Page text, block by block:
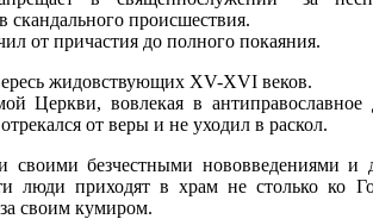
скандального происшествия.
от причастия до полного покаяния.
жидовствующих ХV-ХVI веков.
Церкви, вовлекая в
от веры и не уходил в раскол.
безчестными нововведениями и
люди приходят в храм не столько ко
своим кумиром.